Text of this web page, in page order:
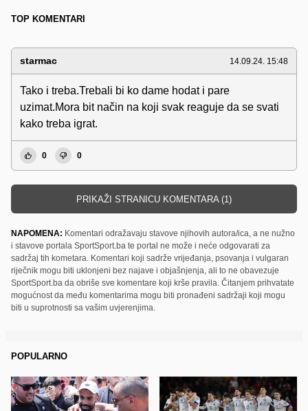
TOP KOMENTARI
starmac 14.09.24. 15:48
Tako i treba.Trebali bi ko dame hodat i pare
uzimat.Mora bit način na koji svak reaguje da se svati
kako treba igrat.
0 0
PRIKAŽI STRANICU KOMENTARA (1)
NAPOMENA: Komentari odražavaju stavove njihovih autora/ica, a ne nužno
i stavove portala SportSport.ba te portal ne može i neće odgovarati za
sadržaj tih kometara. Komentari koji sadrže vrijeđanja, psovanja i vulgaran
riječnik mogu biti uklonjeni bez najave i objašnjenja, ali to ne obavezuje
SportSport.ba da obriše sve komentare koji krše pravila. Čitanjem prihvatate
mogućnost da među komentarima mogu biti pronađeni sadržaji koji mogu
biti u suprotnosti sa vašim uvjerenjima.
POPULARNO